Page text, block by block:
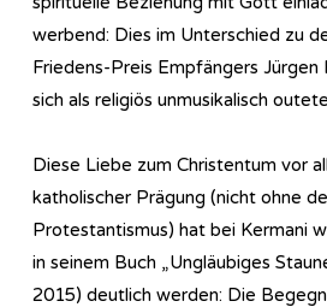
werbend: Dies im Unterschied zu
Friedens-Preis Empfängers
sich als religiös unmusikalisch
Diese Liebe zum Christentum vor
katholischer Prägung (nicht ohne
Protestantismus) hat bei Kermani
in seinem Buch „Ungläubiges
2015) deutlich werden: Die